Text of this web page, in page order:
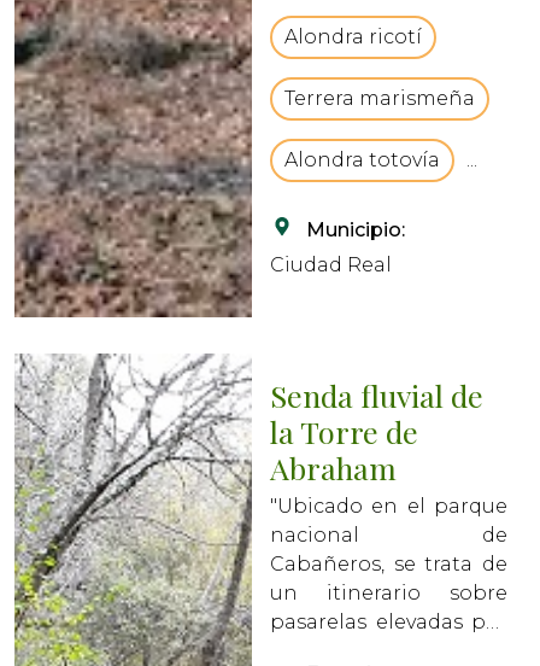
de pequeñas sierra...
Alondra ricotí
Terrera marismeña
Alondra totovía ...
Municipio:
Ciudad Real
Senda fluvial de
la Torre de
Abraham
"Ubicado en el parque
nacional de
Cabañeros, se trata de
un itinerario sobre
pasarelas elevadas por